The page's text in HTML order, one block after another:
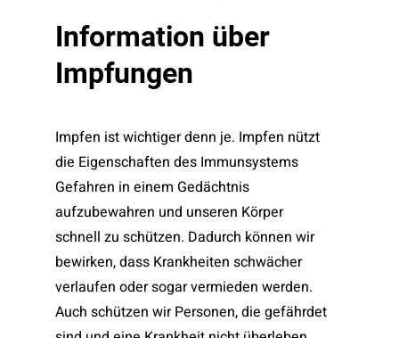
Information über
Impfungen
Impfen ist wichtiger denn je. Impfen nützt
die Eigenschaften des Immunsystems
Gefahren in einem Gedächtnis
aufzubewahren und unseren Körper
schnell zu schützen. Dadurch können wir
bewirken, dass Krankheiten schwächer
verlaufen oder sogar vermieden werden.
Auch schützen wir Personen, die gefährdet